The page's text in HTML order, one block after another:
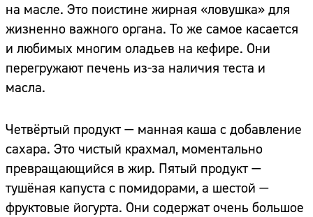
на масле. Это поистине жирная «ловушка» для
жизненно важного органа. То же самое касается
и любимых многим оладьев на кефире. Они
перегружают печень из-за наличия теста и
масла.
Четвёртый продукт — манная каша с добавление
сахара. Это чистый крахмал, моментально
превращающийся в жир. Пятый продукт —
тушёная капуста с помидорами, а шестой —
фруктовые йогурта. Они содержат очень большое